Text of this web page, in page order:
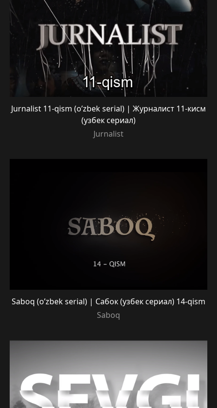
Jurnalist 11-qism (o’zbek serial) | Журналист 11-кисм
(узбек сериал)
Jurnalist
Saboq (o’zbek serial) | Сабок (узбек сериал) 14-qism
Saboq